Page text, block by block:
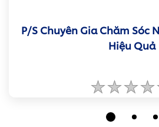
P/S Chuyên Gia Chăm Sóc
Hiệu Quả
Không
có
xếp
được